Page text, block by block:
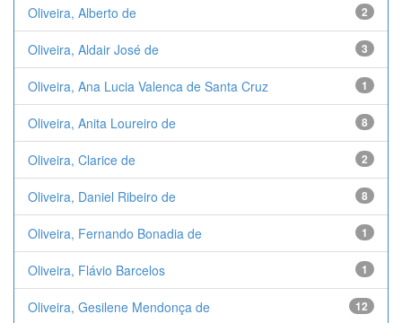
Oliveira, Alberto de 2
Oliveira, Aldair José de 3
Oliveira, Ana Lucia Valenca de Santa Cruz 1
Oliveira, Anita Loureiro de 8
Oliveira, Clarice de 2
Oliveira, Daniel Ribeiro de 8
Oliveira, Fernando Bonadia de 1
Oliveira, Flávio Barcelos 1
Oliveira, Gesilene Mendonça de 12